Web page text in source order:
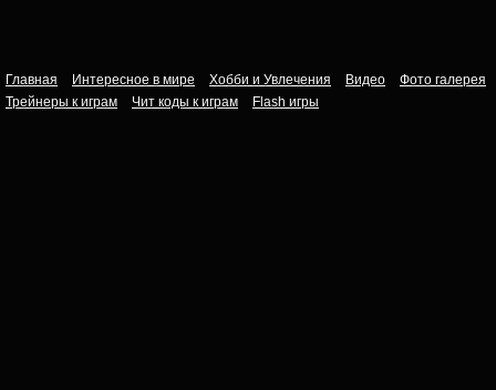
Главная Интересное в мире Хобби и Увлечения Видео
Фото галерея
Трейнеры к играм
Чит коды к играм Flash игры